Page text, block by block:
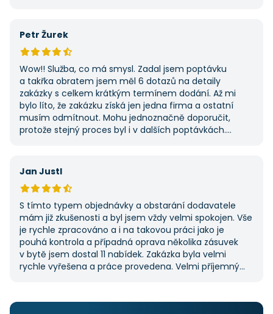
první, ale se službou jsem byl spokojený, protože mi
a příště jejich službu využiji znovu.
Petr Žurek
Wow!! Služba, co má smysl. Zadal jsem poptávku
a takřka obratem jsem měl 6 dotazů na detaily
zakázky s celkem krátkým termínem dodání. Až mi
bylo líto, že zakázku získá jen jedna firma a ostatní
musím odmítnout. Mohu jednoznačně doporučit,
protože stejný proces byl i v dalších poptávkách.
Jan Justl
S tímto typem objednávky a obstarání dodavatele
mám již zkušenosti a byl jsem vždy velmi spokojen. Vše
je rychle zpracováno a i na takovou práci jako je
pouhá kontrola a případná oprava několika zásuvek
v bytě jsem dostal 11 nabídek. Zakázka byla velmi
rychle vyřešena a práce provedena. Velmi příjemný
po všech stránkách plně spolehnout.